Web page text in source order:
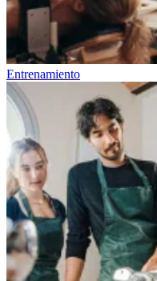
Entrenamiento